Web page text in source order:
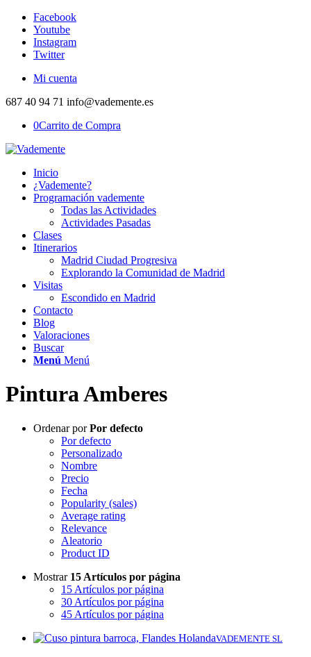
Facebook
Youtube
Instagram
Twitter
Mi cuenta
687 40 94 71 info@vademente.es
0Carrito de Compra
Inicio
¿Vademente?
Programación vademente
Todas las Actividades
Actividades Pasadas
Clases
Itinerarios
Madrid Ciudad Progresiva
Explorando la Comunidad de Madrid
Visitas
Escondido en Madrid
Contacto
Blog
Valoraciones
Buscar
Menú Menú
Pintura Amberes
Ordenar porPor defecto
Por defecto
Personalizado
Nombre
Precio
Fecha
Popularity (sales)
Average rating
Relevance
Aleatorio
Product ID
Mostrar 15 Artículos por página
15 Artículos por página
30 Artículos por página
45 Artículos por página
VADEMENTE SL